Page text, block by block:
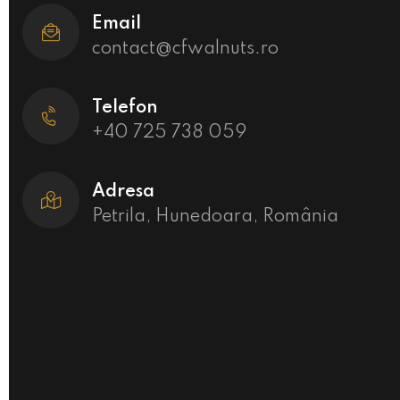
Email
contact@cfwalnuts.ro
Telefon
+40 725 738 059
Adresa
Petrila, Hunedoara, România